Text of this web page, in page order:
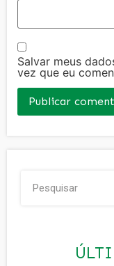
Salvar meus
vez que eu